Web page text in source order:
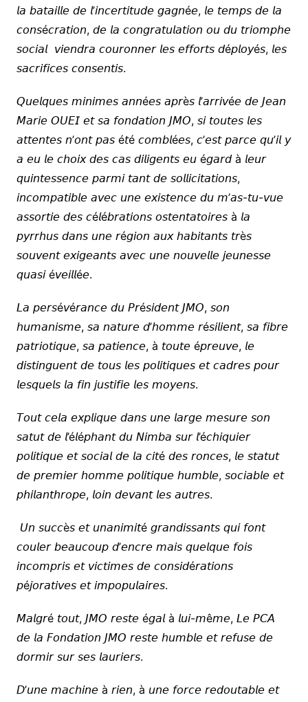
𝘭𝘢 𝘣𝘢𝘵𝘢𝘪𝘭𝘭𝘦 𝘥𝘦 𝘭’𝘪𝘯𝘤𝘦𝘳𝘵𝘪𝘵𝘶𝘥𝘦 𝘨𝘢𝘨𝘯é𝘦, 𝘭𝘦 𝘵𝘦𝘮𝘱𝘴 𝘥𝘦 𝘭𝘢
𝘤𝘰𝘯𝘴é𝘤𝘳𝘢𝘵𝘪𝘰𝘯, 𝘥𝘦 𝘭𝘢 𝘤𝘰𝘯𝘨𝘳𝘢𝘵𝘶𝘭𝘢𝘵𝘪𝘰𝘯 𝘰𝘶 𝘥𝘶 𝘵𝘳𝘪𝘰𝘮𝘱𝘩𝘦
𝘴𝘰𝘤𝘪𝘢𝘭 𝘷𝘪𝘦𝘯𝘥𝘳𝘢 𝘤𝘰𝘶𝘳𝘰𝘯𝘯𝘦𝘳 𝘭𝘦𝘴 𝘦𝘧𝘧𝘰𝘳𝘵𝘴 𝘥é𝘱𝘭𝘰𝘺é𝘴, 𝘭𝘦𝘴
𝘴𝘢𝘤𝘳𝘪𝘧𝘪𝘤𝘦𝘴 𝘤𝘰𝘯𝘴𝘦𝘯𝘵𝘪𝘴.
𝘘𝘶𝘦𝘭𝘲𝘶𝘦𝘴 𝘮𝘪𝘯𝘪𝘮𝘦𝘴 𝘢𝘯𝘯é𝘦𝘴 𝘢𝘱𝘳è𝘴 𝘭’𝘢𝘳𝘳𝘪𝘷é𝘦 𝘥𝘦 𝘑𝘦𝘢𝘯
𝘔𝘢𝘳𝘪𝘦 𝘖𝘜𝘌𝘐 𝘦𝘵 𝘴𝘢 𝘧𝘰𝘯𝘥𝘢𝘵𝘪𝘰𝘯 𝘑𝘔𝘖, 𝘴𝘪 𝘵𝘰𝘶𝘵𝘦𝘴 𝘭𝘦𝘴
𝘢𝘵𝘵𝘦𝘯𝘵𝘦𝘴 𝘯’𝘰𝘯𝘵 𝘱𝘢𝘴 é𝘵é 𝘤𝘰𝘮𝘣𝘭é𝘦𝘴, 𝘤’𝘦𝘴𝘵 𝘱𝘢𝘳𝘤𝘦 𝘲𝘶’𝘪𝘭 𝘺
𝘢 𝘦𝘶 𝘭𝘦 𝘤𝘩𝘰𝘪𝘹 𝘥𝘦𝘴 𝘤𝘢𝘴 𝘥𝘪𝘭𝘪𝘨𝘦𝘯𝘵𝘴 𝘦𝘶 é𝘨𝘢𝘳𝘥 à 𝘭𝘦𝘶𝘳
𝘲𝘶𝘪𝘯𝘵𝘦𝘴𝘴𝘦𝘯𝘤𝘦 𝘱𝘢𝘳𝘮𝘪 𝘵𝘢𝘯𝘵 𝘥𝘦 𝘴𝘰𝘭𝘭𝘪𝘤𝘪𝘵𝘢𝘵𝘪𝘰𝘯𝘴,
𝘪𝘯𝘤𝘰𝘮𝘱𝘢𝘵𝘪𝘣𝘭𝘦 𝘢𝘷𝘦𝘤 𝘶𝘯𝘦 𝘦𝘹𝘪𝘴𝘵𝘦𝘯𝘤𝘦 𝘥𝘶 𝘮’𝘢𝘴-𝘵𝘶-𝘷𝘶𝘦
𝘢𝘴𝘴𝘰𝘳𝘵𝘪𝘦 𝘥𝘦𝘴 𝘤é𝘭é𝘣𝘳𝘢𝘵𝘪𝘰𝘯𝘴 𝘰𝘴𝘵𝘦𝘯𝘵𝘢𝘵𝘰𝘪𝘳𝘦𝘴 à 𝘭𝘢
𝘱𝘺𝘳𝘳𝘩𝘶𝘴 𝘥𝘢𝘯𝘴 𝘶𝘯𝘦 𝘳é𝘨𝘪𝘰𝘯 𝘢𝘶𝘹 𝘩𝘢𝘣𝘪𝘵𝘢𝘯𝘵𝘴 𝘵𝘳è𝘴
𝘴𝘰𝘶𝘷𝘦𝘯𝘵 𝘦𝘹𝘪𝘨𝘦𝘢𝘯𝘵𝘴 𝘢𝘷𝘦𝘤 𝘶𝘯𝘦 𝘯𝘰𝘶𝘷𝘦𝘭𝘭𝘦 𝘫𝘦𝘶𝘯𝘦𝘴𝘴𝘦
𝘲𝘶𝘢𝘴𝘪 é𝘷𝘦𝘪𝘭𝘭é𝘦.
𝘓𝘢 𝘱𝘦𝘳𝘴é𝘷é𝘳𝘢𝘯𝘤𝘦 𝘥𝘶 𝘗𝘳é𝘴𝘪𝘥𝘦𝘯𝘵 𝘑𝘔𝘖, 𝘴𝘰𝘯
𝘩𝘶𝘮𝘢𝘯𝘪𝘴𝘮𝘦, 𝘴𝘢 𝘯𝘢𝘵𝘶𝘳𝘦 𝘥’𝘩𝘰𝘮𝘮𝘦 𝘳é𝘴𝘪𝘭𝘪𝘦𝘯𝘵, 𝘴𝘢 𝘧𝘪𝘣𝘳𝘦
𝘱𝘢𝘵𝘳𝘪𝘰𝘵𝘪𝘲𝘶𝘦, 𝘴𝘢 𝘱𝘢𝘵𝘪𝘦𝘯𝘤𝘦, à 𝘵𝘰𝘶𝘵𝘦 é𝘱𝘳𝘦𝘶𝘷𝘦, 𝘭𝘦
𝘥𝘪𝘴𝘵𝘪𝘯𝘨𝘶𝘦𝘯𝘵 𝘥𝘦 𝘵𝘰𝘶𝘴 𝘭𝘦𝘴 𝘱𝘰𝘭𝘪𝘵𝘪𝘲𝘶𝘦𝘴 𝘦𝘵 𝘤𝘢𝘥𝘳𝘦𝘴 𝘱𝘰𝘶𝘳
𝘭𝘦𝘴𝘲𝘶𝘦𝘭𝘴 𝘭𝘢 𝘧𝘪𝘯 𝘫𝘶𝘴𝘵𝘪𝘧𝘪𝘦 𝘭𝘦𝘴 𝘮𝘰𝘺𝘦𝘯𝘴.
𝘛𝘰𝘶𝘵 𝘤𝘦𝘭𝘢 𝘦𝘹𝘱𝘭𝘪𝘲𝘶𝘦 𝘥𝘢𝘯𝘴 𝘶𝘯𝘦 𝘭𝘢𝘳𝘨𝘦 𝘮𝘦𝘴𝘶𝘳𝘦 𝘴𝘰𝘯
𝘴𝘢𝘵𝘶𝘵 𝘥𝘦 𝘭’é𝘭é𝘱𝘩𝘢𝘯𝘵 𝘥𝘶 𝘕𝘪𝘮𝘣𝘢 𝘴𝘶𝘳 𝘭’é𝘤𝘩𝘪𝘲𝘶𝘪𝘦𝘳
𝘱𝘰𝘭𝘪𝘵𝘪𝘲𝘶𝘦 𝘦𝘵 𝘴𝘰𝘤𝘪𝘢𝘭 𝘥𝘦 𝘭𝘢 𝘤𝘪𝘵é 𝘥𝘦𝘴 𝘳𝘰𝘯𝘤𝘦𝘴, 𝘭𝘦 𝘴𝘵𝘢𝘵𝘶𝘵
𝘥𝘦 𝘱𝘳𝘦𝘮𝘪𝘦𝘳 𝘩𝘰𝘮𝘮𝘦 𝘱𝘰𝘭𝘪𝘵𝘪𝘲𝘶𝘦 𝘩𝘶𝘮𝘣𝘭𝘦, 𝘴𝘰𝘤𝘪𝘢𝘣𝘭𝘦 𝘦𝘵
𝘱𝘩𝘪𝘭𝘢𝘯𝘵𝘩𝘳𝘰𝘱𝘦, 𝘭𝘰𝘪𝘯 𝘥𝘦𝘷𝘢𝘯𝘵 𝘭𝘦𝘴 𝘢𝘶𝘵𝘳𝘦𝘴.
𝘜𝘯 𝘴𝘶𝘤𝘤è𝘴 𝘦𝘵 𝘶𝘯𝘢𝘯𝘪𝘮𝘪𝘵é 𝘨𝘳𝘢𝘯𝘥𝘪𝘴𝘴𝘢𝘯𝘵𝘴 𝘲𝘶𝘪 𝘧𝘰𝘯𝘵
𝘤𝘰𝘶𝘭𝘦𝘳 𝘣𝘦𝘢𝘶𝘤𝘰𝘶𝘱 𝘥’𝘦𝘯𝘤𝘳𝘦 𝘮𝘢𝘪𝘴 𝘲𝘶𝘦𝘭𝘲𝘶𝘦 𝘧𝘰𝘪𝘴
𝘪𝘯𝘤𝘰𝘮𝘱𝘳𝘪𝘴 𝘦𝘵 𝘷𝘪𝘤𝘵𝘪𝘮𝘦𝘴 𝘥𝘦 𝘤𝘰𝘯𝘴𝘪𝘥é𝘳𝘢𝘵𝘪𝘰𝘯𝘴
𝘱é𝘫𝘰𝘳𝘢𝘵𝘪𝘷𝘦𝘴 𝘦𝘵 𝘪𝘮𝘱𝘰𝘱𝘶𝘭𝘢𝘪𝘳𝘦𝘴.
𝘔𝘢𝘭𝘨𝘳é 𝘵𝘰𝘶𝘵, 𝘑𝘔𝘖 𝘳𝘦𝘴𝘵𝘦 é𝘨𝘢𝘭 à 𝘭𝘶𝘪-𝘮ê𝘮𝘦, 𝘓𝘦 𝘗𝘊𝘈
𝘥𝘦 𝘭𝘢 𝘍𝘰𝘯𝘥𝘢𝘵𝘪𝘰𝘯 𝘑𝘔𝘖 𝘳𝘦𝘴𝘵𝘦 𝘩𝘶𝘮𝘣𝘭𝘦 𝘦𝘵 𝘳𝘦𝘧𝘶𝘴𝘦 𝘥𝘦
𝘥𝘰𝘳𝘮𝘪𝘳 𝘴𝘶𝘳 𝘴𝘦𝘴 𝘭𝘢𝘶𝘳𝘪𝘦𝘳𝘴.
𝘋’𝘶𝘯𝘦 𝘮𝘢𝘤𝘩𝘪𝘯𝘦 à 𝘳𝘪𝘦𝘯, à 𝘶𝘯𝘦 𝘧𝘰𝘳𝘤𝘦 𝘳𝘦𝘥𝘰𝘶𝘵𝘢𝘣𝘭𝘦 𝘦𝘵